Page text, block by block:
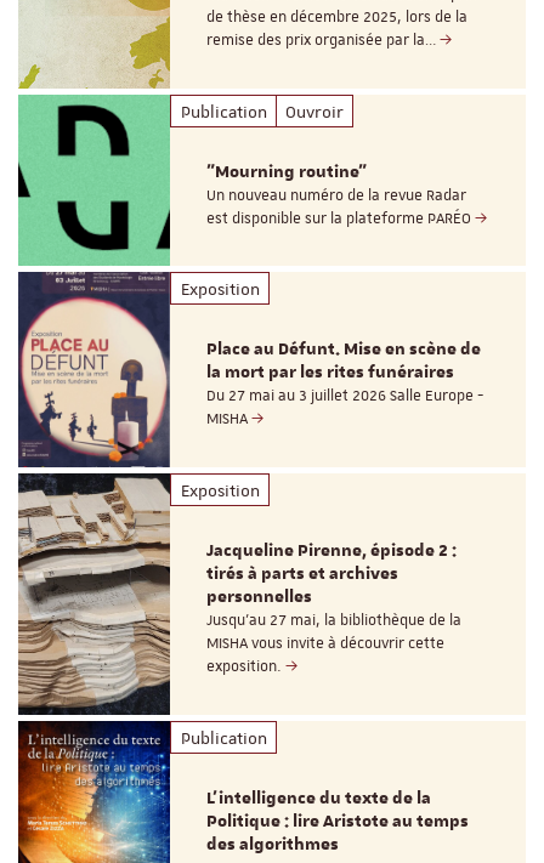
de thèse en décembre 2025, lors de la
remise des prix organisée par la…
Publication Ouvroir
"Mourning routine"
Un nouveau numéro de la revue Radar
est disponible sur la plateforme PARÉO
Exposition
Place au Défunt. Mise en scène de
la mort par les rites funéraires
Du 27 mai au 3 juillet 2026 Salle Europe -
MISHA
Exposition
Jacqueline Pirenne, épisode 2 :
tirés à parts et archives
personnelles
Jusqu’au 27 mai, la bibliothèque de la
MISHA vous invite à découvrir cette
exposition.
Publication
L’intelligence du texte de la
Politique : lire Aristote au temps
des algorithmes